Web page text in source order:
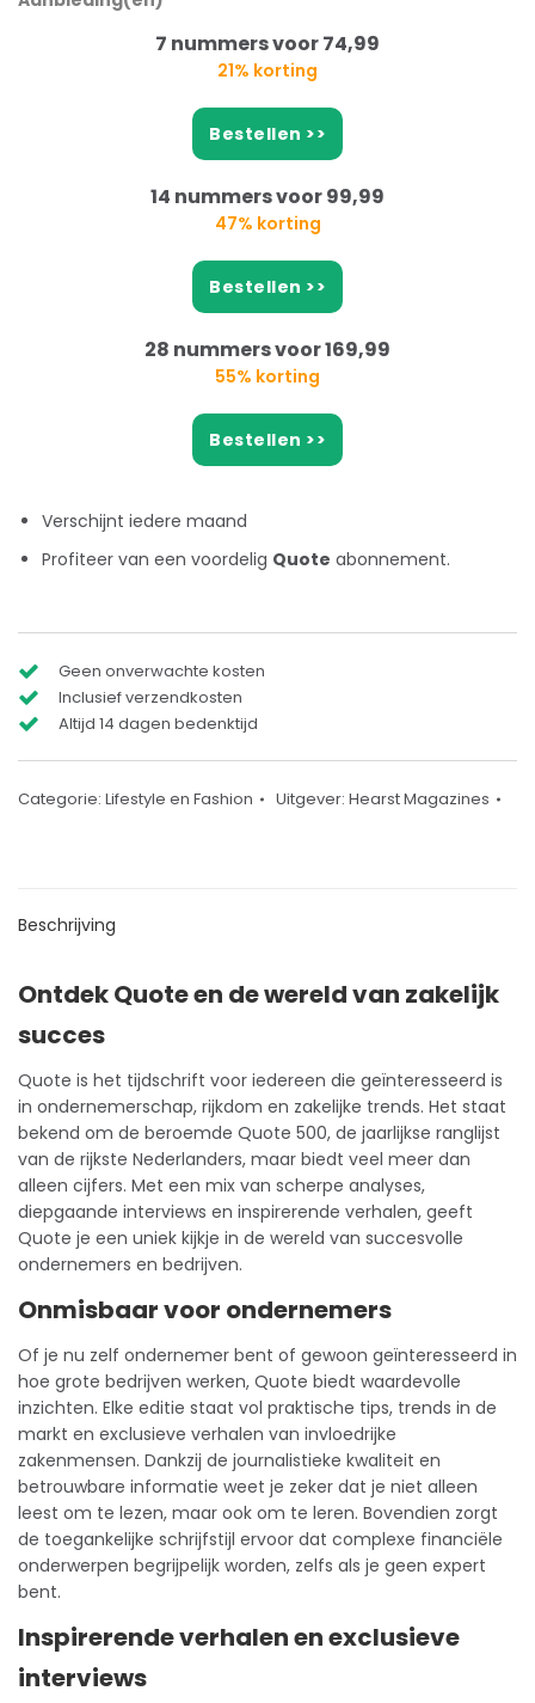
7 nummers voor 74,99
21% korting
Bestellen >>
14 nummers voor 99,99
47% korting
Bestellen >>
28 nummers voor 169,99
55% korting
Bestellen >>
Verschijnt iedere maand
Profiteer van een voordelig Quote abonnement.
Geen onverwachte kosten
Inclusief verzendkosten
Altijd 14 dagen bedenktijd
Categorie: Lifestyle en Fashion Uitgever: Hearst Magazines
Beschrijving
Ontdek Quote en de wereld van zakelijk
succes
Quote is het tijdschrift voor iedereen die geïnteresseerd is
in ondernemerschap, rijkdom en zakelijke trends. Het staat
bekend om de beroemde Quote 500, de jaarlijkse ranglijst
van de rijkste Nederlanders, maar biedt veel meer dan
alleen cijfers. Met een mix van scherpe analyses,
diepgaande interviews en inspirerende verhalen, geeft
Quote je een uniek kijkje in de wereld van succesvolle
ondernemers en bedrijven.
Onmisbaar voor ondernemers
Of je nu zelf ondernemer bent of gewoon geïnteresseerd in
hoe grote bedrijven werken, Quote biedt waardevolle
inzichten. Elke editie staat vol praktische tips, trends in de
markt en exclusieve verhalen van invloedrijke
zakenmensen. Dankzij de journalistieke kwaliteit en
betrouwbare informatie weet je zeker dat je niet alleen
leest om te lezen, maar ook om te leren. Bovendien zorgt
de toegankelijke schrijfstijl ervoor dat complexe financiële
onderwerpen begrijpelijk worden, zelfs als je geen expert
bent.
Inspirerende verhalen en exclusieve
interviews